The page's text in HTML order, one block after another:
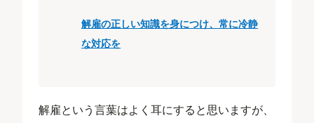
解雇の正しい知識を身につけ、常に冷静
な対応を
解雇という言葉はよく耳にすると思いますが、